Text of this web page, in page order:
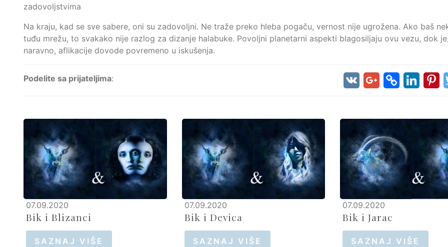
zadovoljstvima
Na kraju, kad se sve sabere, oni su zadovoljni. Ne traže preko hleba pogaču, vernost nije ugrožena. Ako baš
tuđu mrežu, to svakako nije razlog za dizanje halabuke. Povoljni planetarni aspekti blagosiljaju ovu vezu, dok
naravno, aflikacije dovode povremeno u iskušenja.
Podelite sa prijateljima:
07.09.2020
Bik i Blizanci
SAZNAJ VIŠE
07.09.2020
Bik i Devica
SAZNAJ VIŠE
07.09.2020
Bik i Jarac
SAZNAJ VIŠE